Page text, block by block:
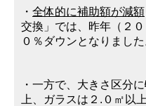
・ 全体的に補助額が減額
交換」では、昨年（２
０％ダウンとなりました
・一方で、大きさ区分に
上、ガラスは２.０㎡以